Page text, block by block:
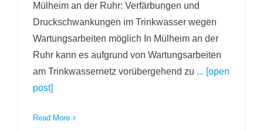
Mülheim an der Ruhr: Verfärbungen und
Druckschwankungen im Trinkwasser wegen
Wartungsarbeiten möglich In Mülheim an der
Ruhr kann es aufgrund von Wartungsarbeiten
am Trinkwassernetz vorübergehend zu ... [open
post]
Read More